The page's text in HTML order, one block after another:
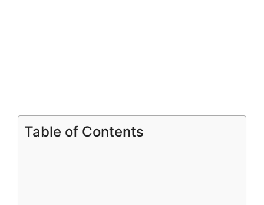
Table of Contents